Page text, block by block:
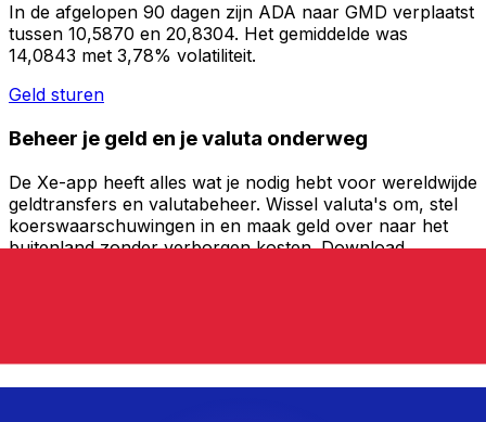
In de afgelopen 90 dagen zijn ADA naar GMD verplaatst
tussen 10,5870 en 20,8304. Het gemiddelde was
14,0843 met 3,78% volatiliteit.
Geld sturen
Beheer je geld en je valuta onderweg
De Xe-app heeft alles wat je nodig hebt voor wereldwijde
geldtransfers en valutabeheer. Wissel valuta's om, stel
koerswaarschuwingen in en maak geld over naar het
buitenland zonder verborgen kosten. Download